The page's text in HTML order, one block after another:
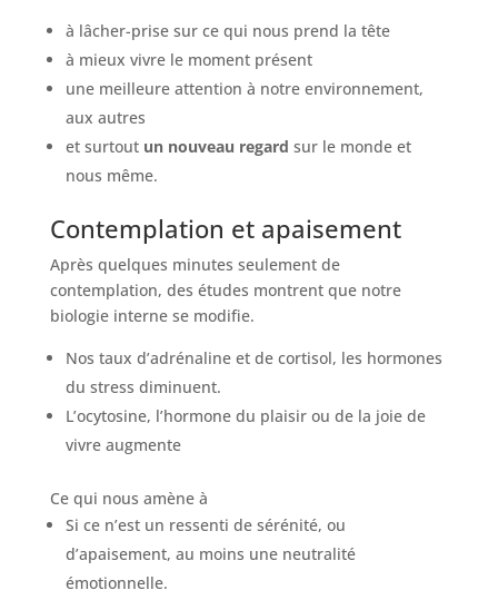
à lâcher-prise sur ce qui nous prend la tête
à mieux vivre le moment présent
une meilleure attention à notre environnement,
aux autres
et surtout un nouveau regard sur le monde et
nous même.
Contemplation et apaisement
Après quelques minutes seulement de
contemplation, des études montrent que notre
biologie interne se modifie.
Nos taux d’adrénaline et de cortisol, les hormones
du stress diminuent.
L’ocytosine, l’hormone du plaisir ou de la joie de
vivre augmente
Ce qui nous amène à
Si ce n’est un ressenti de sérénité, ou
d’apaisement, au moins une neutralité
émotionnelle.